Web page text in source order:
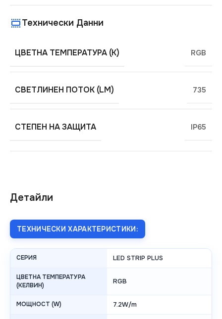
Детайли
ТЕХНИЧЕСКИ ХАРАКТЕРИСТИКИ:
СЕРИЯ LED STRIP PLUS
ЦВЕТНА ТЕМПЕРАТУРА
(КЕЛВИН)
RGB
МОЩНОСТ (W) 7.2W/m
Технически Данни
ЦВЕТНА ТЕМПЕРАТУРА (K) RGB
СВЕТЛИНЕН ПОТОК (LM) 735
СТЕПЕН НА ЗАЩИТА IP65